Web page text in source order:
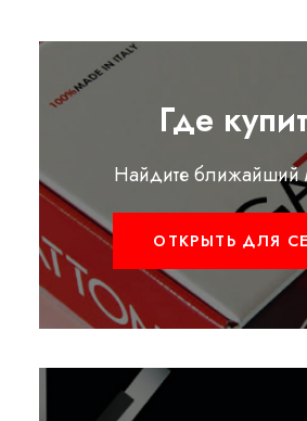
Где
Найдите ближайший
ОТКРЫТЬ ДЛЯ